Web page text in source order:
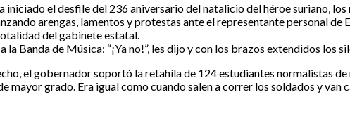
iniciado el desfile del 236 aniversario del natalicio del héroe suriano,
arengas, lamentos y protestas ante el representante personal
del gabinete estatal.
la Banda de Música: “¡Ya no!”, les dijo y con los brazos extendidos los
el gobernador soportó la retahíla de 124 estudiantes normalistas
mayor grado. Era igual como cuando salen a correr los soldados y van